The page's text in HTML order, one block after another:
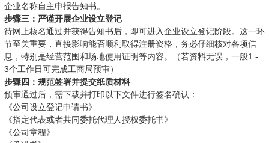
企业名称自主申报告知书。
步骤三：严谨开展企业设立登记
待网上核名通过并获得告知书后，即可进入企业设立登记阶段。这一环
节至关重要，直接影响能否顺利取得注册资格，务必仔细核对各项信
息，特别是经营范围和场地使用证明等内容。（若资料无误，一般1 -
3个工作日可完成工商局预审）
步骤四：规范签署并提交纸质材料
预审通过后，需下载并打印以下文件进行签名确认：
《公司设立登记申请书》
《指定代表或者共同委托代理人授权委托书》
《公司章程》